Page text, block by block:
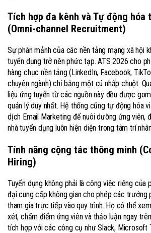
Tích hợp đa kênh và Tự động hóa
(Omni-channel Recruitment)
Sự phân mảnh của các nền tảng mạng xã hội
tuyển dụng trở nên phức tạp. ATS 2026 cho
hàng chục nền tảng (LinkedIn, Facebook,
chuyên ngành) chỉ bằng một cú nhấp chuột.
liệu ứng tuyển từ các nguồn này đều được
quản lý duy nhất. Hệ thống cũng tự động hóa
dịch Email Marketing để nuôi dưỡng ứng viên,
nhà tuyển dụng luôn hiện diện trong tâm trí
Tính năng cộng tác thông minh
Hiring)
Tuyển dụng không phải là công việc riêng của
đại cung cấp không gian cho phép các trưởng
tham gia trực tiếp vào quy trình. Họ có thể
xét, chấm điểm ứng viên và thảo luận ngay
tích hợp với các công cụ như Slack, Microsoft